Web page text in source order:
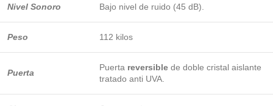
Nivel Sonoro Bajo nivel de ruido (45 dB).
Peso 112 kilos
Puerta
Puerta reversible de doble cristal aislante
tratado anti UVA.